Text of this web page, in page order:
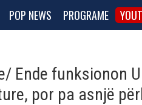
POP NEWS PROGRAME
Ende funksionon
por pa asnjë